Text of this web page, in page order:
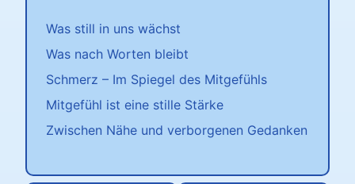
Was still in uns wächst
Was nach Worten bleibt
Schmerz – Im Spiegel des Mitgefühls
Mitgefühl ist eine stille Stärke
Zwischen Nähe und verborgenen Gedanken